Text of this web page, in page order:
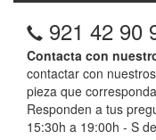
921 42 90
Contacta con
contactar con
pieza que
Responden a tus
15:30h a 19:00h - S